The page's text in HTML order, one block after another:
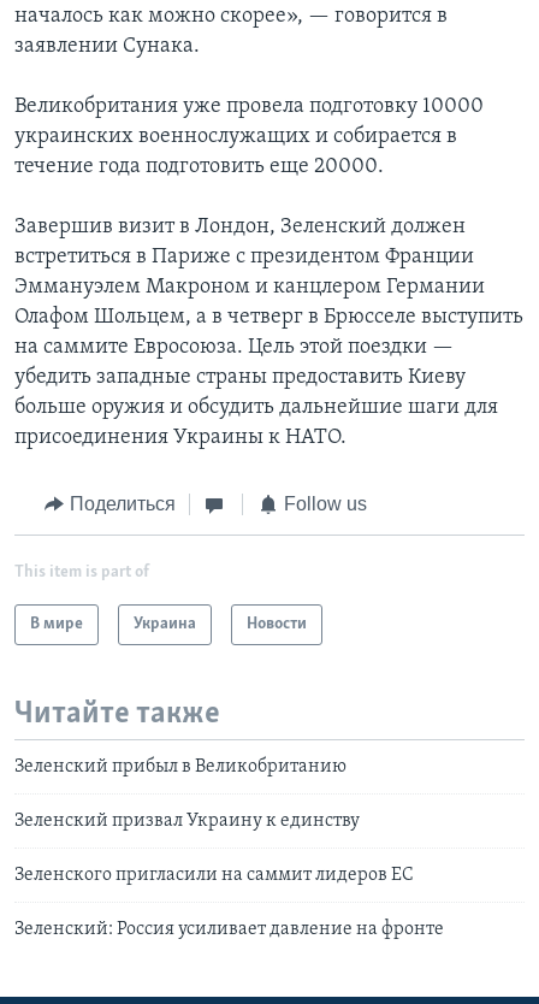
началось как можно скорее», — говорится в
заявлении Сунака.
Великобритания уже провела подготовку 10000
украинских военнослужащих и собирается в
течение года подготовить еще 20000.
Завершив визит в Лондон, Зеленский должен
встретиться в Париже с президентом Франции
Эммануэлем Макроном и канцлером Германии
Олафом Шольцем, а в четверг в Брюсселе выступить
на саммите Евросоюза. Цель этой поездки —
убедить западные страны предоставить Киеву
больше оружия и обсудить дальнейшие шаги для
присоединения Украины к НАТО.
Поделиться Follow us
This item is part of
В мире Украина Новости
Читайте также
Зеленский прибыл в Великобританию
Зеленский призвал Украину к единству
Зеленского пригласили на саммит лидеров ЕС
Зеленский: Россия усиливает давление на фронте